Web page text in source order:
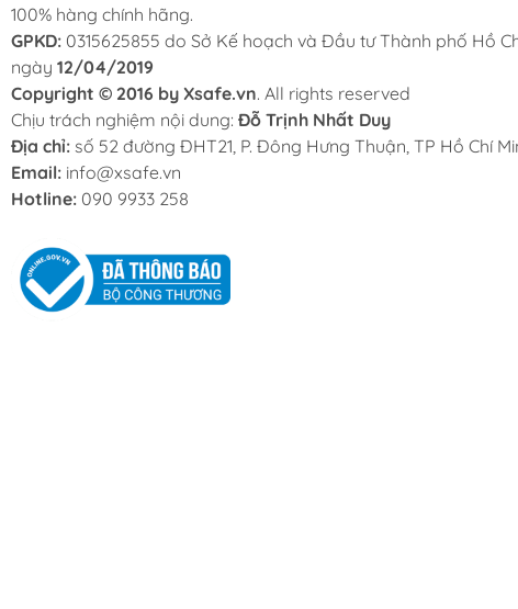
100% hàng chính hãng.
GPKD: 0315625855 do Sở Kế hoạch và Đầu tư Thành phố Hồ
ngày 12/04/2019
Copyright © 2016 by Xsafe.vn. All rights reserved
Chịu trách nghiệm nội dung: Đỗ Trịnh Nhất Duy
Địa chỉ: số 52 đường ĐHT21, P. Đông Hưng Thuận, TP Hồ Chí
Email: info@xsafe.vn
Hotline: 090 9933 258